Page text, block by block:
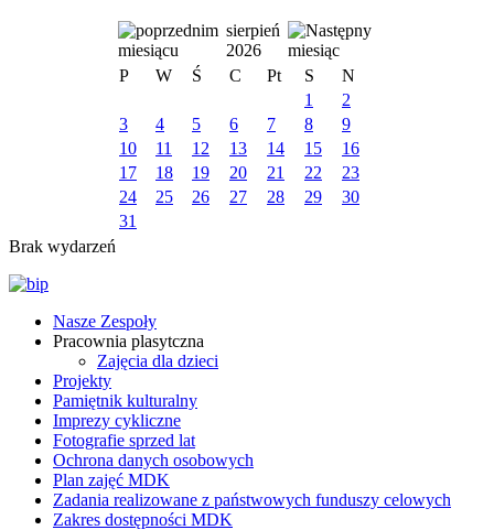
sierpień
2026
P
W Ś C Pt S
N
1
2
3
4 5 6 7 8
9
10
11 12 13 14 15
16
17
18 19 20 21 22
23
24
25 26 27 28 29
30
31
Brak wydarzeń
Nasze Zespoły
Pracownia plasytczna
Zajęcia dla dzieci
Projekty
Pamiętnik kulturalny
Imprezy cykliczne
Fotografie sprzed lat
Ochrona danych osobowych
Plan zajęć MDK
Zadania realizowane z państwowych funduszy celowych
Zakres dostępności MDK